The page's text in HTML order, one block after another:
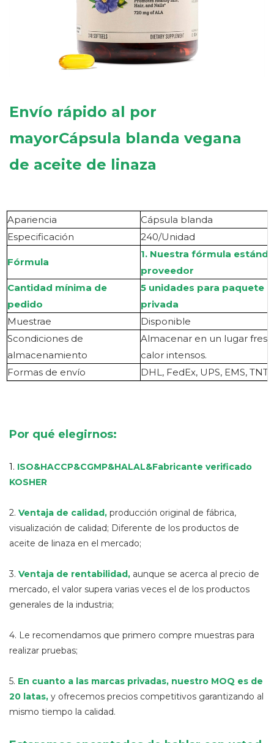
Envío rápido al por
mayorCápsula blanda vegana
de aceite de linaza
Apariencia
Cápsula blanda
Especificación
240/Unidad
Fórmula
1. Nuestra fórmula
proveedor
Cantidad mínima de
pedido
5 unidades para paquete
privada
Muestrae
Disponible
Scondiciones de
almacenamiento
Almacenar en un lugar
calor intensos.
Formas de envío
DHL, FedEx, UPS, EMS,
Por qué elegirnos:
1. ISO&HACCP&CGMP&HALAL&Fabricante verificado
KOSHER
2. Ventaja de calidad, producción original de fábrica,
visualización de calidad; Diferente de los productos de
aceite de linaza en el mercado;
3. Ventaja de rentabilidad, aunque se acerca al precio de
mercado, el valor supera varias veces el de los productos
generales de la industria;
4. Le recomendamos que primero compre muestras para
realizar pruebas;
5. En cuanto a las marcas privadas, nuestro MOQ es de
20 latas, y ofrecemos precios competitivos garantizando al
mismo tiempo la calidad.